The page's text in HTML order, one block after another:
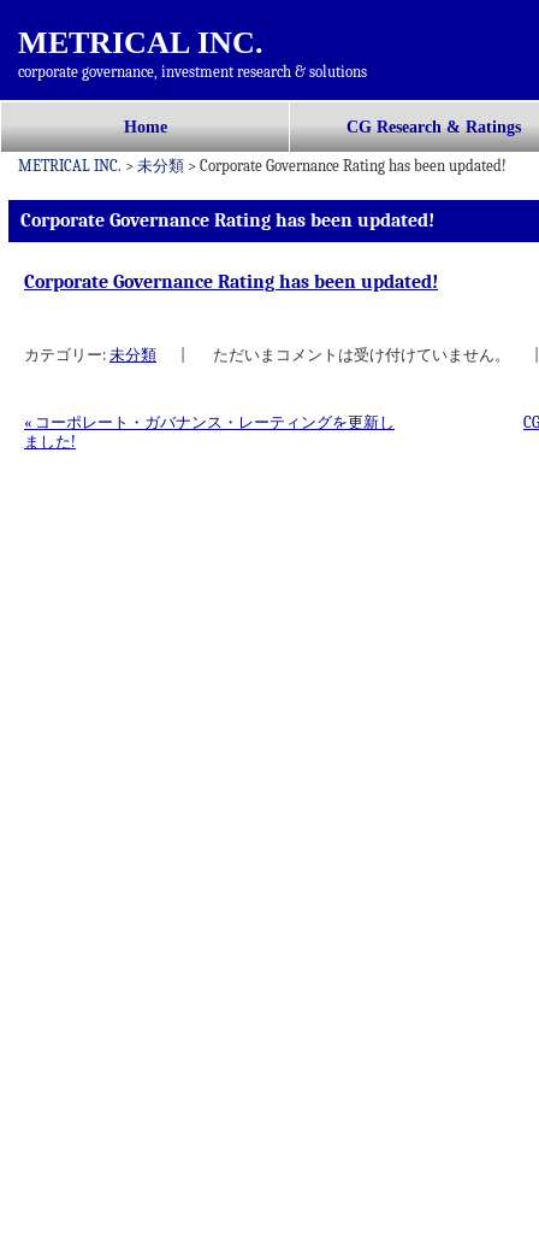
METRICAL INC.
corporate governance, investment research & solutions
メインメニュー
ン
ン
ツ
へ
Home CG Research & Ratings
METRICAL INC. > 未分類 > Corporate Governance Rating has been updated!
Corporate Governance Rating has been updated!
Corporate Governance Rating has been updated!
カテゴリー: 未分類 ただいまコメントは受け付けていません。
投稿ナビゲーション
« コーポレート・ガバナンス・レーティングを更新し
ました!